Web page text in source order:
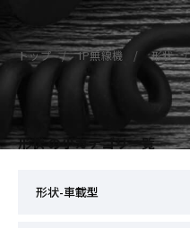
トップ IP無線機 形状
形状 の小カテゴリ一覧
形状-車載型